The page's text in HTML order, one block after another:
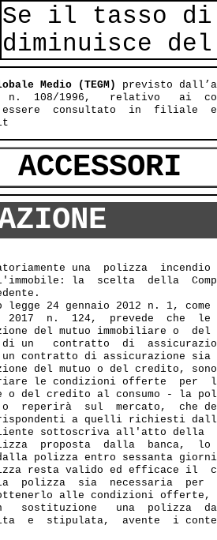
Se il tasso di
diminuisce del
Medio (TEGM)
previsto
n.  108/1996,   relativo   ai
essere  consultato  in  filiale
una  polizza
la  scelta  della
legge 24 gennaio 2012 n. 1,
2017  n.  124,  prevede  che  le
del mutuo immobiliare o
di un   contratto  di
contratto di assicurazione sia
del mutuo o del credito,
le condizioni offerte  per
o del credito al consumo - la
reperirà  sul  mercato,  che
a quelli richiesti
sottoscriva all'atto della
proposta  dalla  banca,
polizza entro sessanta
resta valido ed efficace il
la  polizza  sia  necessaria
ottenerlo alle condizioni
sostituzione   una  polizza
e  stipulata,  avente  i